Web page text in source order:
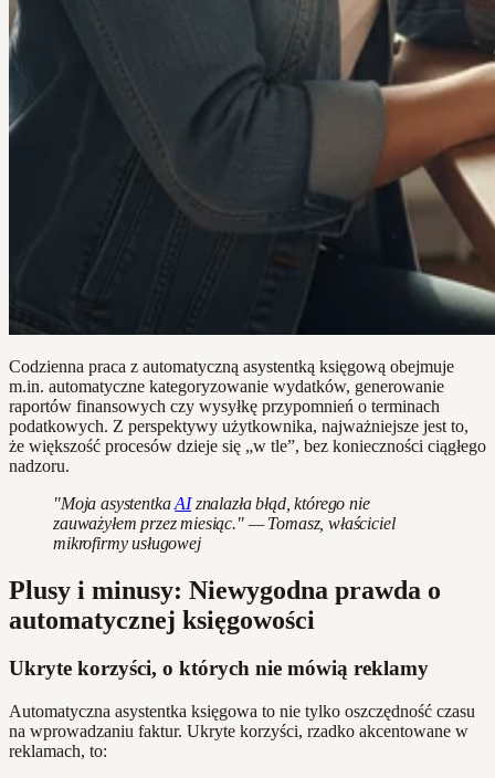
Codzienna praca z automatyczną asystentką księgową obejmuje
m.in. automatyczne kategoryzowanie wydatków, generowanie
raportów finansowych czy wysyłkę przypomnień o terminach
podatkowych. Z perspektywy użytkownika, najważniejsze jest to,
że większość procesów dzieje się „w tle”, bez konieczności ciągłego
nadzoru.
"Moja asystentkaAIznalazła błąd, którego nie
zauważyłem przez miesiąc." — Tomasz, właściciel
mikrofirmy usługowej
Plusy i minusy: Niewygodna prawda o
automatycznej księgowości
Ukryte korzyści, o których nie mówią reklamy
Automatyczna asystentka księgowa to nie tylko oszczędność czasu
na wprowadzaniu faktur. Ukryte korzyści, rzadko akcentowane w
reklamach, to: